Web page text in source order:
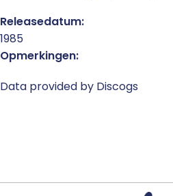
Releasedatum:
1985
Opmerkingen:
Data provided by Discogs